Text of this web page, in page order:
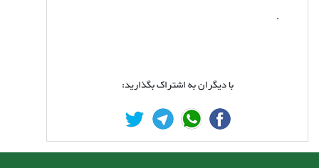
.
با دیگران به اشتراک بگذارید: